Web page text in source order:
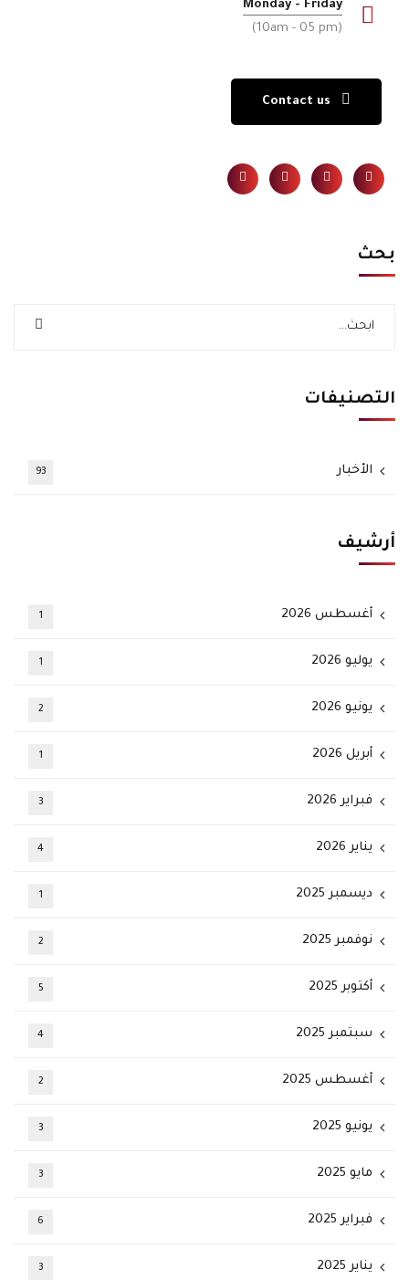
Monday - Friday
(10am - 05 pm)
Contact us
بحث
التصنيفات
الأخبار 93
أرشيف
أغسطس 2026 1
يوليو 2026 1
يونيو 2026 2
أبريل 2026 1
فبراير 2026 3
يناير 2026 4
ديسمبر 2025 1
نوفمبر 2025 2
أكتوبر 2025 5
سبتمبر 2025 4
أغسطس 2025 2
يونيو 2025 3
مايو 2025 3
فبراير 2025 6
يناير 2025 3